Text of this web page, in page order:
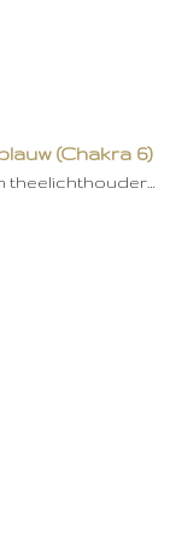
(Chakra 6)